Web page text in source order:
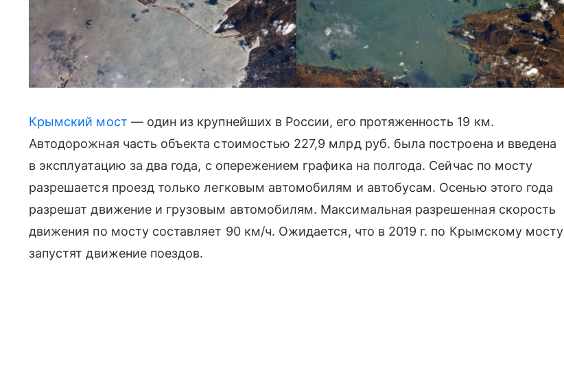
Недавно мы показывали, как выглядит «Крымский мост» из космоса.
Крымский мост — один из крупнейших в России, его протяженность 19 км.
Автодорожная часть объекта стоимостью 227,9 млрд руб. была построена и введена
в эксплуатацию за два года, с опережением графика на полгода. Сейчас по мосту
разрешается проезд только легковым автомобилям и автобусам. Осенью этого года
разрешат движение и грузовым автомобилям. Максимальная разрешенная скорость
движения по мосту составляет 90 км/ч. Ожидается, что в 2019 г. по Крымскому мосту
запустят движение поездов.